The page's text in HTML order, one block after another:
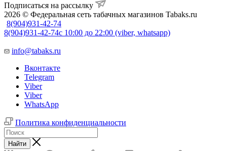
Подписаться на рассылку
2026 © Федеральная сеть табачных магазинов Tabaks.ru
8(904)931-42-74
8(904)931-42-74с 10:00 до 22:00 (viber, whatsapp)
info@tabaks.ru
Вконтакте
Telegram
Viber
Viber
WhatsApp
Политика конфиденциальности
Найти